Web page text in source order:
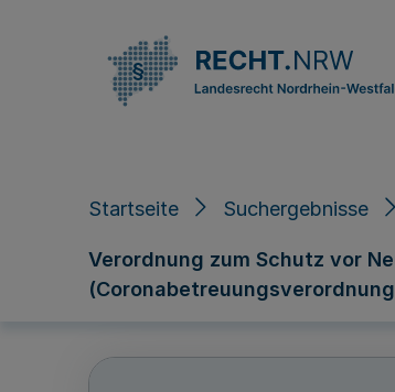
Startseite Suchergebnisse
Verordnung zum Schutz vor